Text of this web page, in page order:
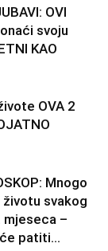
OVI
svoju
KAO
OVA 2
Mnogo
svakog
mjeseca –
patiti…